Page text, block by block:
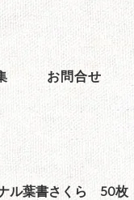
お問合せ
ル葉書さくら 50